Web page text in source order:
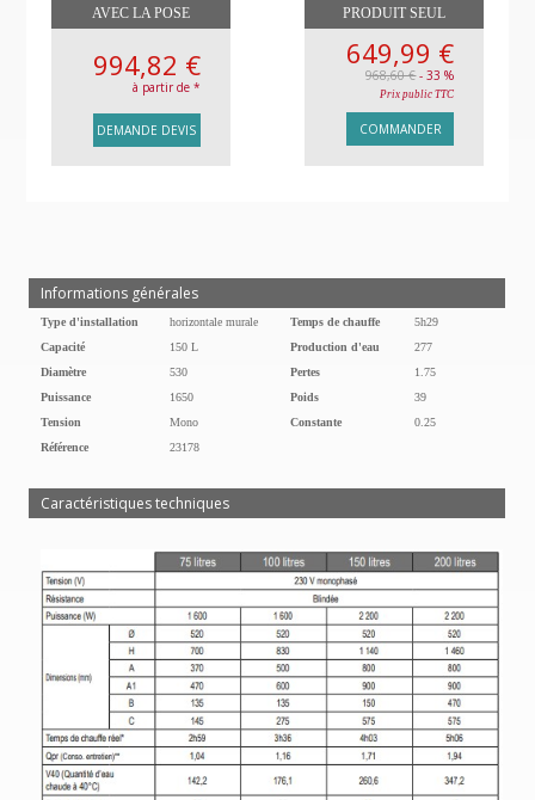
AVEC LA POSE
994,82 €
à partir de *
DEMANDE DEVIS
PRODUIT SEUL
649,99 €
968,60 € - 33 %
Prix public TTC
COMMANDER
Informations générales
Type d'installation horizontale murale Temps de chauffe
5h29
Capacité
150 L Production d'eau
277
Diamètre
530 Pertes
1.75
Puissance
1650 Poids
39
Tension
Mono Constante
0.25
Référence
23178
Caractéristiques techniques